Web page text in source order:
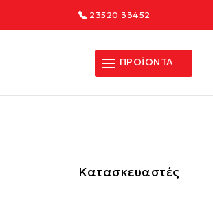
23520 33452
ΠΡΟΪΟΝΤΑ
Κατασκευαστές